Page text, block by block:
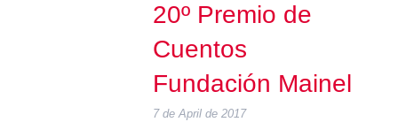
20º Premio de
Cuentos
Fundación Mainel
7 de April de 2017